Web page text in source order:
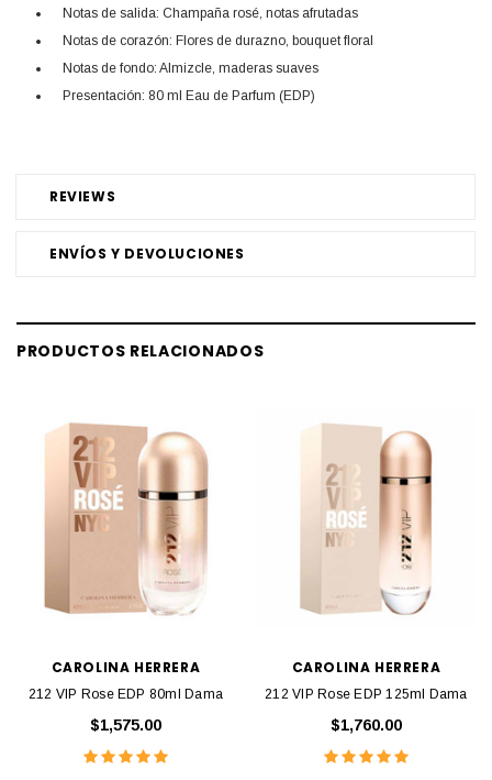
REVIEWS
ENVÍOS Y DEVOLUCIONES
Notas de salida: Champaña rosé, notas afrutadas
Notas de corazón: Flores de durazno, bouquet floral
Notas de fondo: Almizcle, maderas suaves
Presentación: 80 ml Eau de Parfum (EDP)
PRODUCTOS RELACIONADOS
CAROLINA HERRERA
212 VIP Rose EDP 80ml Dama
$1,575.00
CAROLINA HERRERA
212 VIP Rose EDP 125ml Dama
$1,760.00